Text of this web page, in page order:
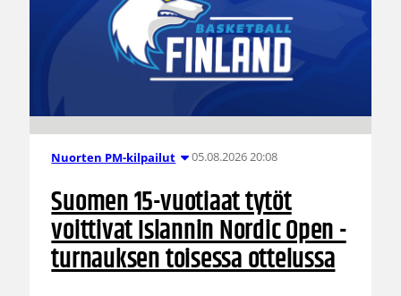
Nuorten PM-kilpailut 05.08.2026 20:08
Suomen 15-vuotiaat tytöt
voittivat Islannin Nordic Open -
turnauksen toisessa ottelussa